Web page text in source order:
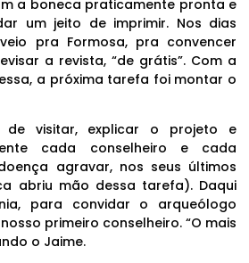
a boneca praticamente pronta e
um jeito de imprimir. Nos dias
pra Formosa, pra convencer
a revista, “de grátis”. Com a
a próxima tarefa foi montar o
de visitar, explicar o projeto e
cada conselheiro e cada
agravar, nos seus últimos
abriu mão dessa tarefa). Daqui
para convidar o arqueólogo
primeiro conselheiro. “O mais
o Jaime.